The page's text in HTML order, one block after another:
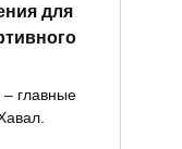
для
– главные